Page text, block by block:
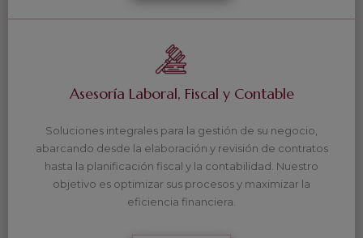
Asesoría Laboral, Fiscal y Contable
Soluciones integrales para la gestión de su negocio,
abarcando desde la elaboración y revisión de contratos
hasta la planificación fiscal y la contabilidad. Nuestro
objetivo es optimizar sus procesos y maximizar la
eficiencia financiera.